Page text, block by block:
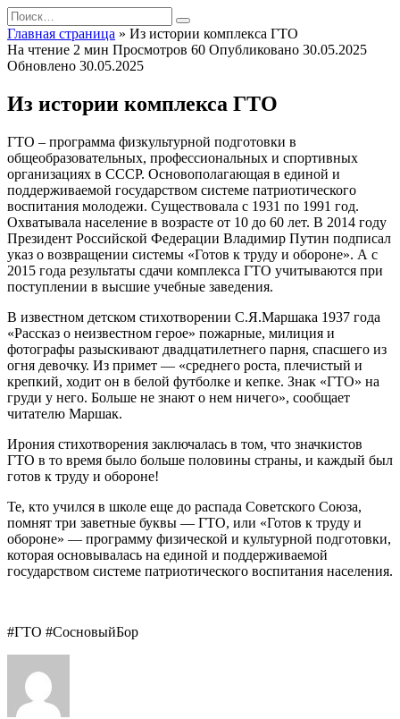
Перейти
к
содержанию
Search
for:
Главная страница » Из истории комплекса ГТО
На чтение 2 мин Просмотров 60 Опубликовано 30.05.2025
Обновлено 30.05.2025
Из истории комплекса ГТО
ГТО – программа физкультурной подготовки в
общеобразовательных, профессиональных и спортивных
организациях в СССР. Основополагающая в единой и
поддерживаемой государством системе патриотического
воспитания молодежи. Существовала с 1931 по 1991 год.
Охватывала население в возрасте от 10 до 60 лет. В 2014 году
Президент Российской Федерации Владимир Путин подписал
указ о возвращении системы «Готов к труду и обороне». А с
2015 года результаты сдачи комплекса ГТО учитываются при
поступлении в высшие учебные заведения.
В известном детском стихотворении С.Я.Маршака 1937 года
«Рассказ о неизвестном герое» пожарные, милиция и
фотографы разыскивают двадцатилетнего парня, спасшего из
огня девочку. Из примет — «среднего роста, плечистый и
крепкий, ходит он в белой футболке и кепке. Знак «ГТО» на
груди у него. Больше не знают о нем ничего», сообщает
читателю Маршак.
Ирония стихотворения заключалась в том, что значкистов
ГТО в то время было больше половины страны, и каждый был
готов к труду и обороне!
Те, кто учился в школе еще до распада Советского Союза,
помнят три заветные буквы — ГТО, или «Готов к труду и
обороне» — программу физической и культурной подготовки,
которая основывалась на единой и поддерживаемой
государством системе патриотического воспитания населения.
#ГТО #СосновыйБор